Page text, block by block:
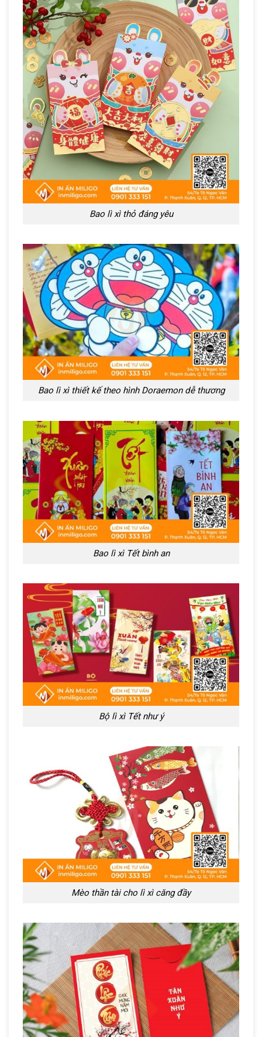
Bao lì xì thỏ đáng yêu
Bao lì xì thiết kế theo hình Doraemon dễ thương
Bao lì xì Tết bình an
Bộ lì xì Tết như ý
Mèo thần tài cho lì xì căng đầy